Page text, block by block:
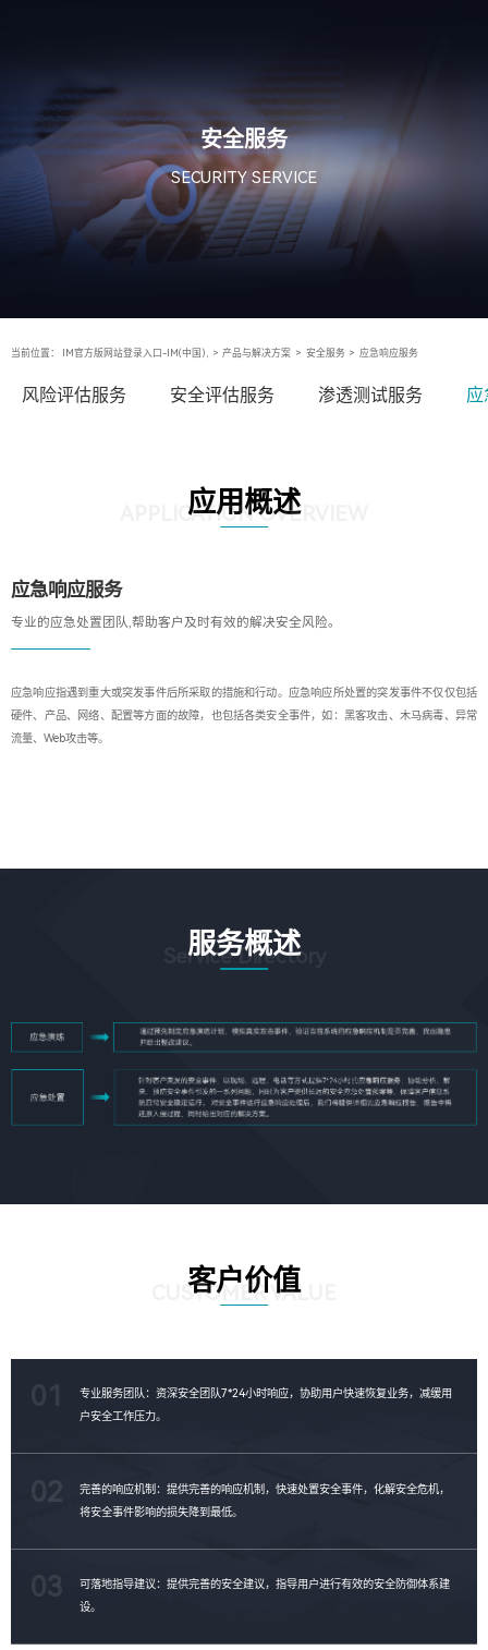
安全服务
SECURITY SERVICE
当前位置： IM官方版网站登录入口-IM(中国), > 产品与解决方案 > 安全服务 > 应急响应服务
风险评估服务 安全评估服务 渗透测试服务
应用概述
APPLICATION OVERVIEW
应急响应服务
专业的应急处置团队,帮助客户及时有效的解决安全风险。
应急响应指遇到重大或突发事件后所采取的措施和行动。应急响应所处置的突发事件不仅仅包括
硬件、产品、网络、配置等方面的故障，也包括各类安全事件，如：黑客攻击、木马病毒、异常
流量、Web攻击等。
服务概述
Service Directory
客户价值
CUSTOMER VALUE
专业服务团队：资深安全团队7*24小时响应，协助用户快速恢复业务，减缓用
户安全工作压力。
完善的响应机制：提供完善的响应机制，快速处置安全事件，化解安全危机，
将安全事件影响的损失降到最低。
02
可落地指导建议：提供完善的安全建议，指导用户进行有效的安全防御体系建
设。
03